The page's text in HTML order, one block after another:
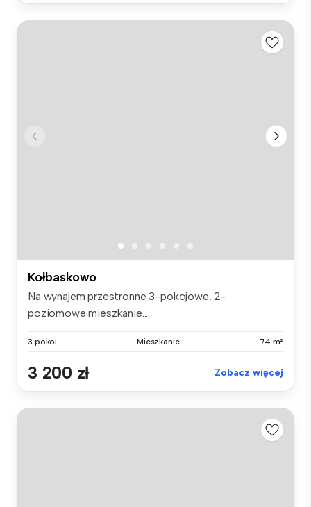
Kołbaskowo
Na wynajem przestronne 3-pokojowe, 2-
poziomowe mieszkanie...
3 pokoi Mieszkanie 74 m²
3 200 zł Zobacz więcej